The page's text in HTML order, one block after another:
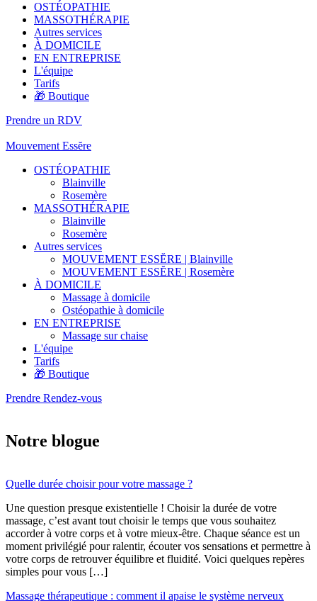
OSTÉOPATHIE
MASSOTHÉRAPIE
Autres services
À DOMICILE
EN ENTREPRISE
L'équipe
Tarifs
🎁 Boutique
Prendre un RDV
Mouvement Essĕre
OSTÉOPATHIE
Blainville
Rosemère
MASSOTHÉRAPIE
Blainville
Rosemère
Autres services
MOUVEMENT ESSĔRE | Blainville
MOUVEMENT ESSĔRE | Rosemère
À DOMICILE
Massage à domicile
Ostéopathie à domicile
EN ENTREPRISE
Massage sur chaise
L'équipe
Tarifs
🎁 Boutique
Prendre Rendez-vous
Notre blogue
Quelle durée choisir pour votre massage ?
Une question presque existentielle ! Choisir la durée de votre
massage, c’est avant tout choisir le temps que vous souhaitez
accorder à votre corps et à votre mieux-être. Chaque séance est un
moment privilégié pour ralentir, écouter vos sensations et permettre à
votre corps de retrouver équilibre et fluidité. Voici quelques repères
simples pour vous […]
Massage thérapeutique : comment il apaise le système nerveux